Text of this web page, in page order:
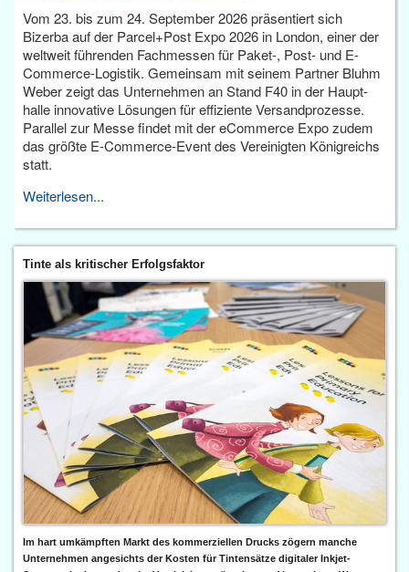
Vom 23. bis zum 24. September 2026 präsentiert sich
Bizerba auf der Parcel+Post Expo 2026 in London, einer der
weltweit führenden Fachmessen für Paket-, Post- und E-
Commerce-Logistik. Gemeinsam mit seinem Partner Bluhm
Weber zeigt das Unternehmen an Stand F40 in der Haupt­
halle innovative Lösungen für effiziente Versandprozesse.
Parallel zur Messe findet mit der eCommerce Expo zudem
das größte E-Commerce-Event des Vereinigten Königreichs
statt.
Weiterlesen...
Tinte als kritischer Erfolgsfaktor
Im hart umkämpften Markt des kommerziellen Drucks zögern manche
Unternehmen angesichts der Kosten für Tintensätze digitaler Inkjet-